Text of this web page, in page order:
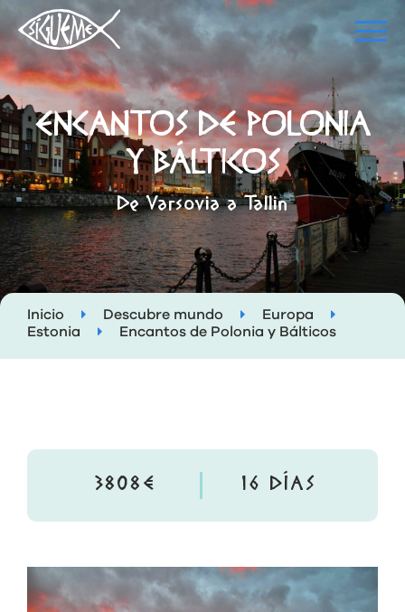
ENCANTOS DE POLONIA
Y BÁLTICOS
De Varsovia a Tallin
Inicio Descubre mundo
Europa
Estonia
Encantos de Polonia y Bálticos
3808€ 16 DÍAS